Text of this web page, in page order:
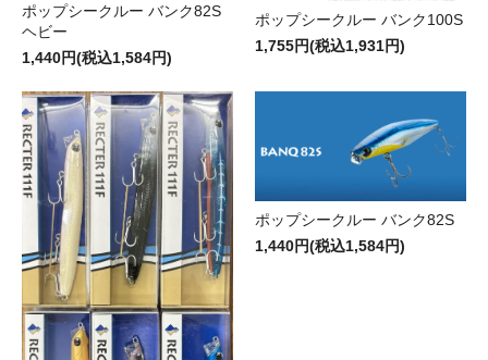
ポップシークルー バンク82S
ヘビー
1,440円(税込1,584円)
ポップシークルー バンク100S
1,755円(税込1,931円)
ポップシークルー バンク82S
1,440円(税込1,584円)